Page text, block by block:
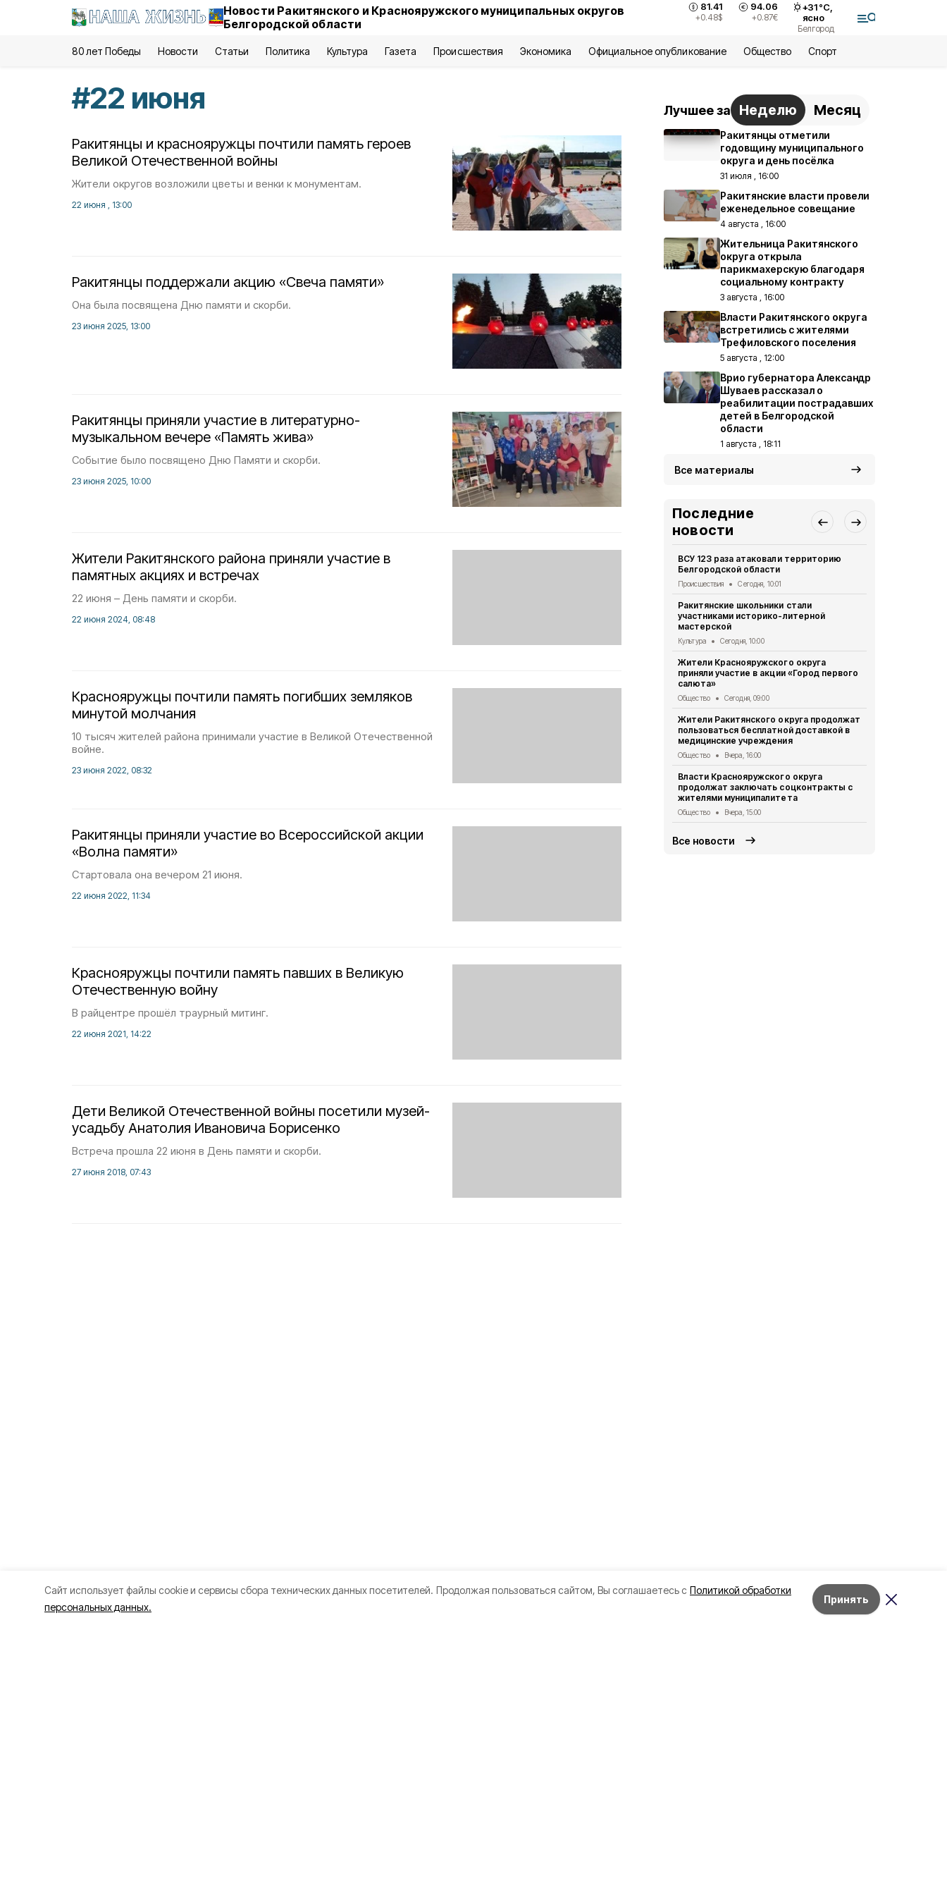
Cайт использует файлы cookie и сервисы сбора технических данных посетителей. Продолжая пользоваться сайтом, Вы соглашаетесь с Политикой обработки
персональных данных.
Принять
Новости Ракитянского и Краснояружского муниципальных округов
Белгородской области
81.41
+0.48$
94.06
+0.87€
+31°С,
ясно
Белгород
80 лет Победы Новости Статьи Политика Культура Газета Происшествия Экономика Официальное опубликование Общество Спорт
#22 июня
Ракитянцы и краснояружцы почтили память героев
Великой Отечественной войны
Жители округов возложили цветы и венки к монументам.
22 июня , 13:00
Ракитянцы поддержали акцию «Свеча памяти»
Она была посвящена Дню памяти и скорби.
23 июня 2025, 13:00
Ракитянцы приняли участие в литературно-
музыкальном вечере «Память жива»
Событие было посвящено Дню Памяти и скорби.
23 июня 2025, 10:00
Жители Ракитянского района приняли участие в
памятных акциях и встречах
22 июня – День памяти и скорби.
22 июня 2024, 08:48
Краснояружцы почтили память погибших земляков
минутой молчания
10 тысяч жителей района принимали участие в Великой Отечественной
войне.
23 июня 2022, 08:32
Ракитянцы приняли участие во Всероссийской акции
«Волна памяти»
Стартовала она вечером 21 июня.
22 июня 2022, 11:34
Краснояружцы почтили память павших в Великую
Отечественную войну
В райцентре прошёл траурный митинг.
22 июня 2021, 14:22
Дети Великой Отечественной войны посетили музей-
усадьбу Анатолия Ивановича Борисенко
Встреча прошла 22 июня в День памяти и скорби.
27 июня 2018, 07:43
Лучшее за Неделю Месяц
Ракитянцы отметили
годовщину муниципального
округа и день посёлка
31 июля , 16:00
Ракитянские власти провели
еженедельное совещание
4 августа , 16:00
Жительница Ракитянского
округа открыла
парикмахерскую благодаря
социальному контракту
3 августа , 16:00
Власти Ракитянского округа
встретились с жителями
Трефиловского поселения
5 августа , 12:00
Врио губернатора Александр
Шуваев рассказал о
реабилитации пострадавших
детей в Белгородской
области
1 августа , 18:11
Все материалы
Последние
новости
ВСУ 123 раза атаковали территорию
Белгородской области
Происшествия Сегодня, 10:01
Ракитянские школьники стали
участниками историко-литерной
мастерской
Культура Сегодня, 10:00
Жители Краснояружского округа
приняли участие в акции «Город первого
салюта»
Общество Сегодня, 09:00
Жители Ракитянского округа продолжат
пользоваться бесплатной доставкой в
медицинские учреждения
Общество Вчера, 16:00
Власти Краснояружского округа
продолжат заключать соцконтракты с
жителями муниципалитета
Общество Вчера, 15:00
Все новости